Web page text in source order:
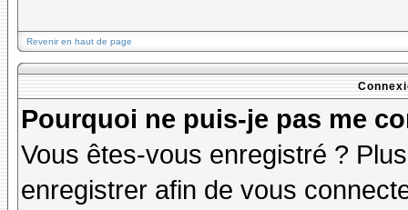
Revenir en haut de page
Pourquoi ne puis-je pas me
Vous êtes-vous enregistré ?
enregistrer afin de vous